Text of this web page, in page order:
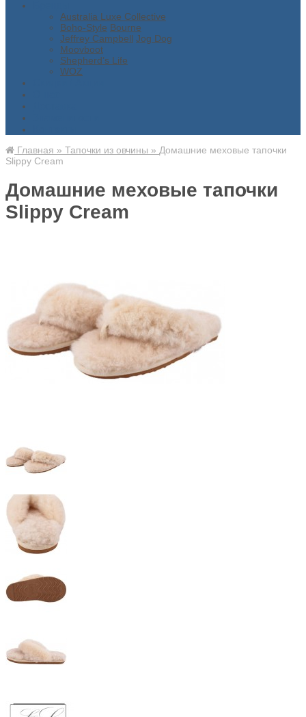
Australia Luxe Collective
Boho-Style Bourne
Jeffrey Campbell Jog Dog
Moovboot
Shepherd’s Life
WOZ
Главная » Тапочки из овчины » Домашние меховые тапочки
Slippy Cream
Домашние меховые тапочки
Slippy Cream